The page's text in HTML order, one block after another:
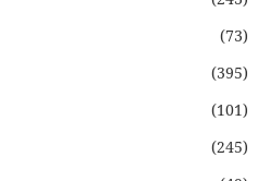
(73)
(395)
(101)
(245)